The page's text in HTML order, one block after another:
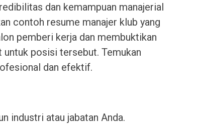
dan kemampuan manajerial
contoh resume manajer klub yang
pemberi kerja dan membuktikan
untuk posisi tersebut. Temukan
dan efektif.
industri atau jabatan Anda.